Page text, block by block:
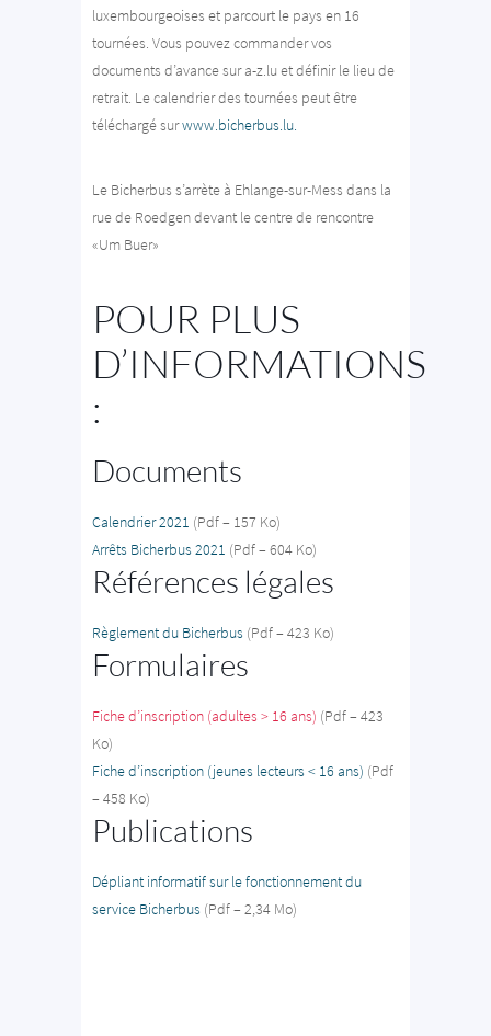
luxembourgeoises et parcourt le pays en 16
tournées. Vous pouvez commander vos
documents d’avance sur a-z.lu et définir le lieu de
retrait. Le calendrier des tournées peut être
téléchargé surwww.bicherbus.lu.
Le Bicherbus s’arrète à Ehlange-sur-Mess dans la
rue de Roedgen devant le centre de rencontre
«Um Buer»
POUR PLUS
D’INFORMATIONS
:
Documents
Calendrier 2021 (Pdf – 157 Ko)
Arrêts Bicherbus 2021 (Pdf – 604 Ko)
Références légales
Règlement du Bicherbus (Pdf – 423 Ko)
Formulaires
Fiche d’inscription (adultes > 16 ans) (Pdf – 423
Ko)
Fiche d’inscription (jeunes lecteurs < 16 ans) (Pdf
– 458 Ko)
Publications
Dépliant informatif sur le fonctionnement du
service Bicherbus (Pdf – 2,34 Mo)